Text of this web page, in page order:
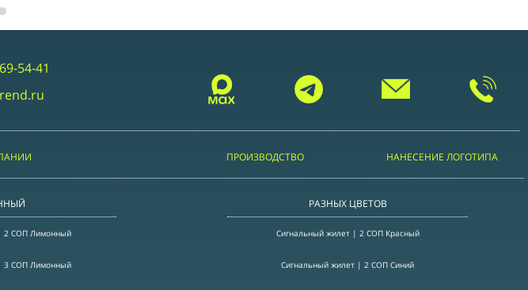
54-41
ПРОИЗВОДСТВО НАНЕСЕНИЕ ЛОГОТИПА
2 СОП Лимонный
3 СОП Лимонный
РАЗНЫХ ЦВЕТОВ
Сигнальный жилет | 2 СОП Красный
Сигнальный жилет | 2 СОП Синий